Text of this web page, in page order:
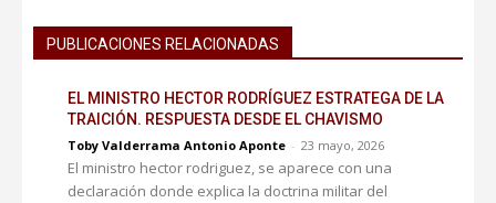
PUBLICACIONES RELACIONADAS
EL MINISTRO HECTOR RODRÍGUEZ ESTRATEGA DE LA
TRAICIÓN. RESPUESTA DESDE EL CHAVISMO
Toby Valderrama Antonio Aponte - 23 mayo, 2026
El ministro hector rodriguez, se aparece con una
declaración donde explica la doctrina militar del